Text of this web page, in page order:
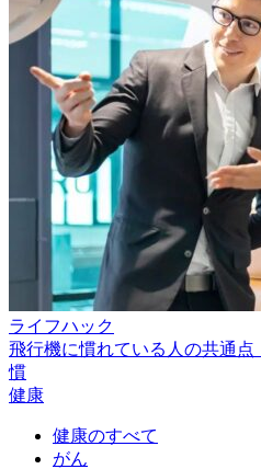
ライフハック
飛行機に慣れている人の共通
慣
健康
健康のすべて
がん